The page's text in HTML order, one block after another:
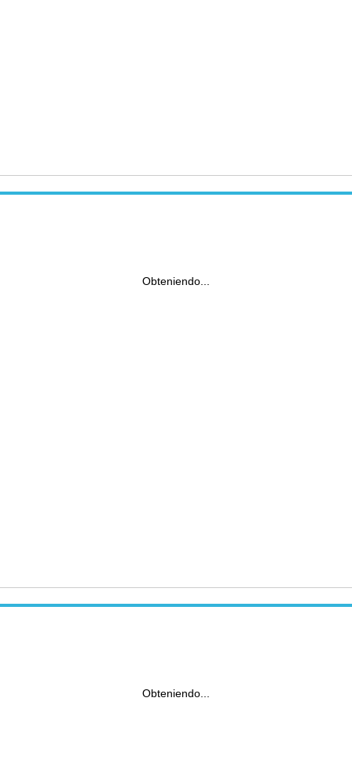
Obteniendo...
Obteniendo...